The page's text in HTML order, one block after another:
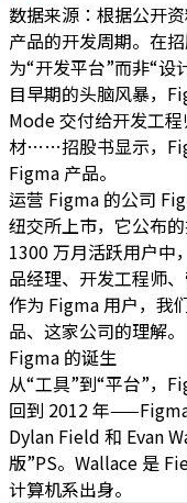
数据来源：根据公开
产品的开发周期。在
为“开发平台”而非“
目早期的头脑风暴，
Mode 交付给开发工
材……招股书显示，
Figma 产品。
运营 Figma 的公司
纽交所上市，它公布
1300 万月活跃用户中
品经理、开发工程师
作为 Figma 用户，我
品、这家公司的理解。
Figma 的诞生
从“工具”到“平台”，
回到 2012 年
Dylan Field 和 Evan
版”PS。Wallace 是
计算机系出身。